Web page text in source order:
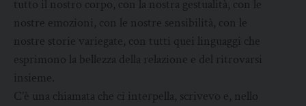
tutto il nostro corpo, con la nostra gestualità, con le
nostre emozioni, con le nostre sensibilità, con le
nostre storie variegate, con tutti quei linguaggi che
esprimono la bellezza della relazione e del ritrovarsi
insieme.
C’è una chiamata che ci interpella, scrivevo e, nello